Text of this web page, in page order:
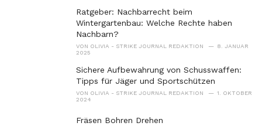
Ratgeber: Nachbarrecht beim
Wintergartenbau: Welche Rechte haben
Nachbarn?
VON OLIVIA - STRIKE JOURNAL REDAKTION
8. JANUAR
2025
Sichere Aufbewahrung von Schusswaffen:
Tipps für Jäger und Sportschützen
VON OLIVIA - STRIKE JOURNAL REDAKTION
1. OKTOBER
2024
Fräsen Bohren Drehen